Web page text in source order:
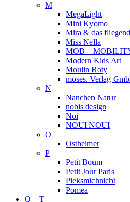
M
MegaLight
Mini Kyomo
Mira & das
Miss Nella
MOB –
Modern Kids Art
Moulin Roty
moses. Verlag
N
Nanchen Natur
nobis design
Noi
NOUI NOUI
O
Ostheimer
P
Petit Boum
Petit Jour Paris
Pieksmichnicht
Pomea
Q – T